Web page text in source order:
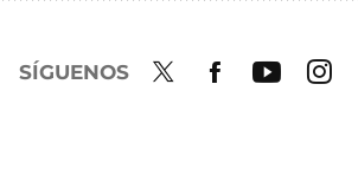
SÍGUENOS